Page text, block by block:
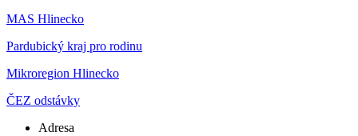
MAS Hlinecko
Pardubický kraj pro rodinu
Mikroregion Hlinecko
ČEZ odstávky
Adresa